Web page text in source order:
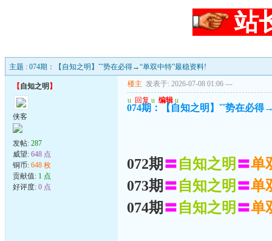
站
主题 : 074期：【自知之明】ˇˇ势在必得→“单双中特”最稳资料!
【自知之明 】
侠客
发帖: 287
威望: 648 点
铜币: 648 枚
贡献值: 1 点
好评度: 0 点
楼主 发表于: 2026-07-08 01:06 ---
u 回复 u 编辑 u
074期：【自知之明】ˇˇ势在必
072期 〓自知之明 〓单
073期 〓自知之明 〓单
074期 〓自知之明 〓单